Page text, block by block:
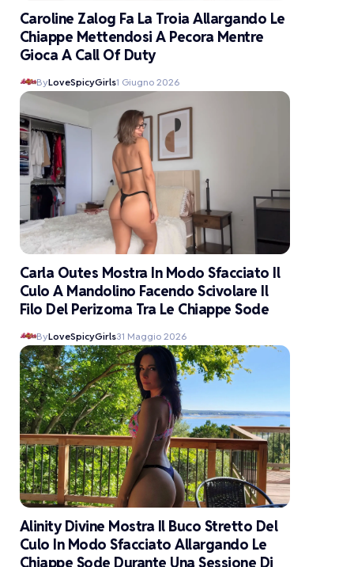
Caroline Zalog Fa La Troia Allargando Le
Chiappe Mettendosi A Pecora Mentre
Gioca A Call Of Duty
ByLoveSpicyGirls1 Giugno 2026
Carla Outes Mostra In Modo Sfacciato Il
Culo A Mandolino Facendo Scivolare Il
Filo Del Perizoma Tra Le Chiappe Sode
ByLoveSpicyGirls31 Maggio 2026
Alinity Divine Mostra Il Buco Stretto Del
Culo In Modo Sfacciato Allargando Le
Chiappe Sode Durante Una Sessione Di